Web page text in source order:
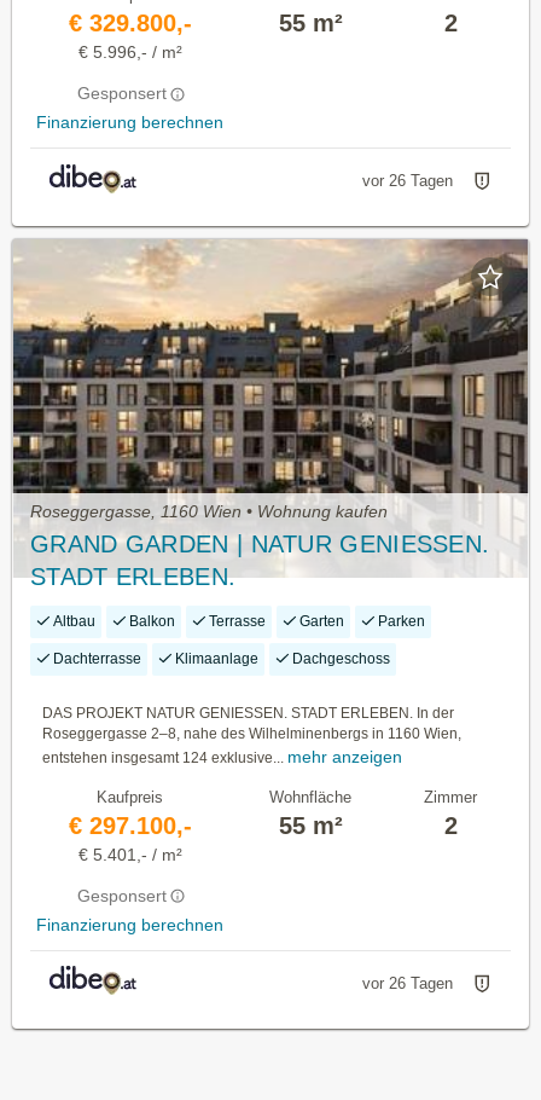
€ 329.800,-
€ 5.996,- / m²
Gesponsert
Finanzierung berechnen
55 m² 2
vor 26 Tagen
Roseggergasse, 1160 Wien • Wohnung kaufen
GRAND GARDEN | NATUR GENIESSEN.
STADT ERLEBEN.
Altbau Balkon Terrasse Garten Parken
Dachterrasse Klimaanlage Dachgeschoss
DAS PROJEKT NATUR GENIESSEN. STADT ERLEBEN. In der
Roseggergasse 2–8, nahe des Wilhelminenbergs in 1160 Wien,
entstehen insgesamt 124 exklusive... mehr anzeigen
Kaufpreis
€ 297.100,-
€ 5.401,- / m²
Gesponsert
Finanzierung berechnen
Wohnfläche
55 m²
Zimmer
2
vor 26 Tagen